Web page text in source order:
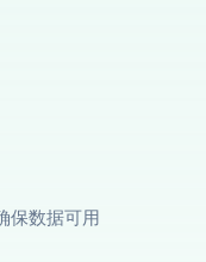
保数据可用